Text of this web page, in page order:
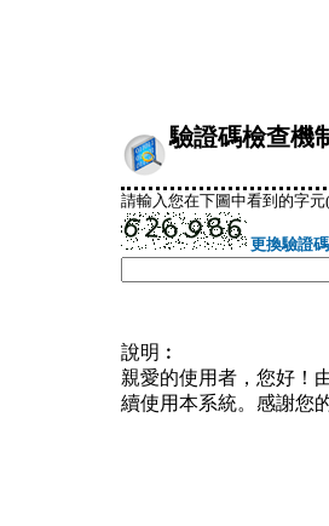
驗證碼檢查機
請輸入您在下圖中看到的字
更換驗證碼
說明︰
親愛的使用者，您好！
續使用本系統。感謝您